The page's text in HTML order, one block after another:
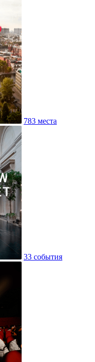
783 места
33 события